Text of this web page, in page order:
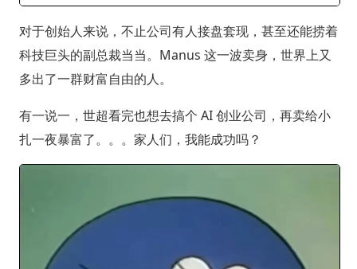
对于创始人来说，不止公司有人接盘套现，甚至还能捞着
科技巨头的副总裁当当。Manus 这一波卖身，世界上又
多出了一群财富自由的人。
有一说一，世超看完也想去搞个 AI 创业公司，再卖给小
扎一夜暴富了。。。家人们，我能成功吗？